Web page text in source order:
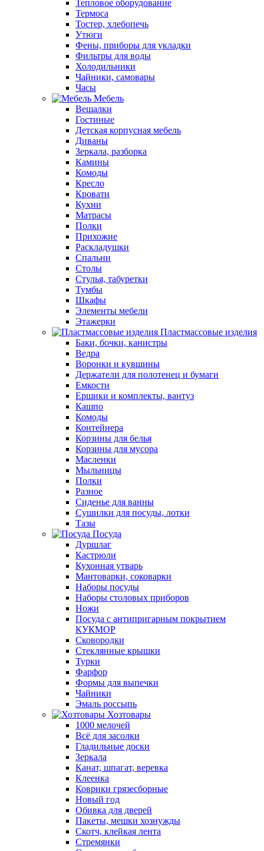
Тепловое оборудование
Термоса
Тостер, хлебопечь
Утюги
Фены, приборы для укладки
Фильтры для воды
Холодильники
Чайники, самовары
Часы
Мебель
Вешалки
Гостиные
Детская корпусная мебель
Диваны
Зеркала, разборка
Камины
Комоды
Кресло
Кровати
Кухни
Матрасы
Полки
Прихожие
Раскладушки
Спальни
Столы
Стулья, табуретки
Тумбы
Шкафы
Элементы мебели
Этажерки
Пластмассовые изделия
Баки, бочки, канистры
Ведра
Воронки и кувшины
Держатели для полотенец и бумаги
Емкости
Ершики и комплекты, вантуз
Кашпо
Комоды
Контейнера
Корзины для белья
Корзины для мусора
Масленки
Мыльницы
Полки
Разное
Сиденье для ванны
Сушилки для посуды, лотки
Тазы
Посуда
Дуршлаг
Кастрюли
Кухонная утварь
Мантоварки, соковарки
Наборы посуды
Наборы столовых приборов
Ножи
Посуда с антипригарным покрытием
КУКМОР
Сковородки
Стеклянные крышки
Турки
Фарфор
Формы для выпечки
Чайники
Эмаль россыпь
Хозтовары
1000 мелочей
Всё для засолки
Гладильные доски
Зеркала
Канат, шпагат, веревка
Клеенка
Коврики грязесборные
Новый год
Обивка для дверей
Пакеты, мешки хознужды
Скотч, клейкая лента
Стремянки